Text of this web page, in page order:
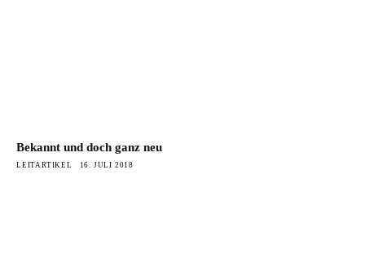
Bekannt und doch ganz neu
LEITARTIKEL 16. JULI 2018